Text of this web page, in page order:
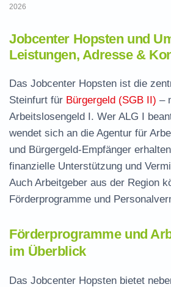
2026
Jobcenter Hopsten und
Leistungen, Adresse &
Das Jobcenter Hopsten ist die
Steinfurt für Bürgergeld (SGB II) –
Arbeitslosengeld I. Wer ALG I
wendet sich an die Agentur für
und Bürgergeld-Empfänger
finanzielle Unterstützung und
Auch Arbeitgeber aus der Region
Förderprogramme und
Förderprogramme und
im Überblick
Das Jobcenter Hopsten bietet